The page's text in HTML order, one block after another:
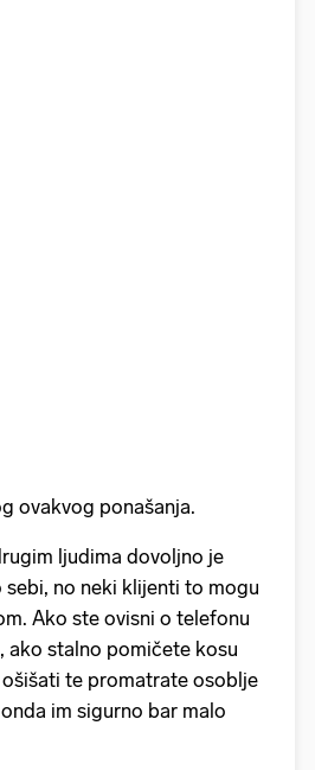
ovakvog ponašanja.
ljudima dovoljno je
no neki klijenti to mogu
Ako ste ovisni o telefonu
ako stalno pomičete kosu
te promatrate osoblje
im sigurno bar malo